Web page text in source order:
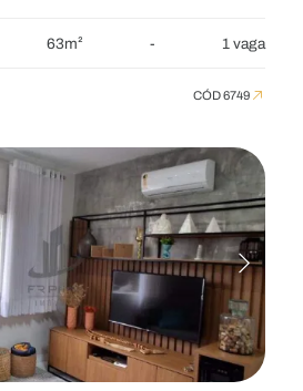
63m² - 1 vaga
CÓD 6749